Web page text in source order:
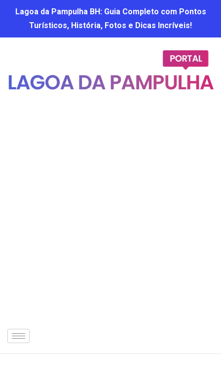
Lagoa da Pampulha BH: Guia Completo com Pontos
Turísticos, História, Fotos e Dicas Incríveis!